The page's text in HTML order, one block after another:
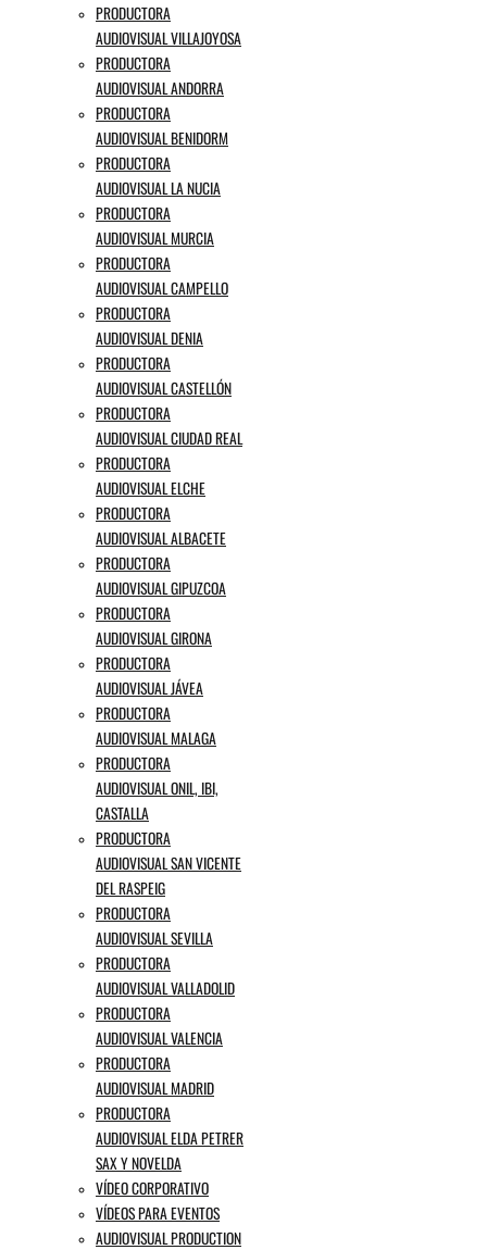
PRODUCTORA
AUDIOVISUAL VILLAJOYOSA
PRODUCTORA
AUDIOVISUAL ANDORRA
PRODUCTORA
AUDIOVISUAL BENIDORM
PRODUCTORA
AUDIOVISUAL LA NUCIA
PRODUCTORA
AUDIOVISUAL MURCIA
PRODUCTORA
AUDIOVISUAL CAMPELLO
PRODUCTORA
AUDIOVISUAL DENIA
PRODUCTORA
AUDIOVISUAL CASTELLÓN
PRODUCTORA
AUDIOVISUAL CIUDAD REAL
PRODUCTORA
AUDIOVISUAL ELCHE
PRODUCTORA
AUDIOVISUAL ALBACETE
PRODUCTORA
AUDIOVISUAL GIPUZCOA
PRODUCTORA
AUDIOVISUAL GIRONA
PRODUCTORA
AUDIOVISUAL JÁVEA
PRODUCTORA
AUDIOVISUAL MALAGA
PRODUCTORA
AUDIOVISUAL ONIL, IBI,
CASTALLA
PRODUCTORA
AUDIOVISUAL SAN VICENTE
DEL RASPEIG
PRODUCTORA
AUDIOVISUAL SEVILLA
PRODUCTORA
AUDIOVISUAL VALLADOLID
PRODUCTORA
AUDIOVISUAL VALENCIA
PRODUCTORA
AUDIOVISUAL MADRID
PRODUCTORA
AUDIOVISUAL ELDA PETRER
SAX Y NOVELDA
VÍDEO CORPORATIVO
VÍDEOS PARA EVENTOS
AUDIOVISUAL PRODUCTION